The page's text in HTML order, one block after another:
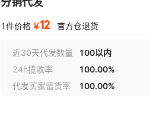
S22 Plus
S22 Ultra
S23 Ultra
1件价格 ￥12 官方仓退货
近30天代发数量 100以内
24h揽收率
100.00%
代发买家留货率
100.00%